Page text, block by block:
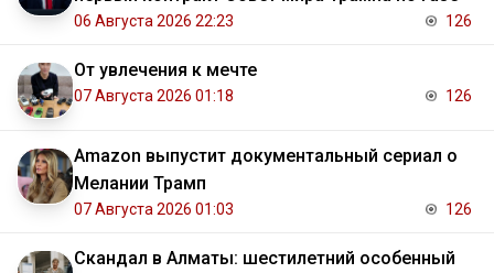
06 Августа 2026 22:23 126
От увлечения к мечте
07 Августа 2026 01:18 126
Amazon выпустит документальный сериал о
Мелании Трамп
07 Августа 2026 01:03 126
Скандал в Алматы: шестилетний особенный